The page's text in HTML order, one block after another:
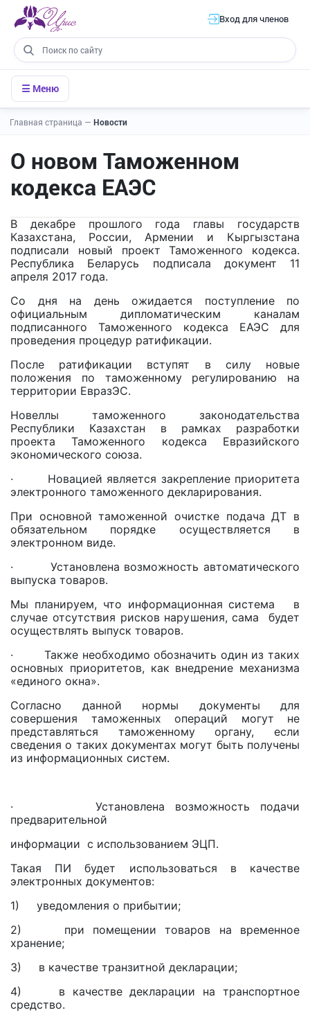
Вход для членов
☰ Меню
Главная страница — Новости
О новом Таможенном
кодекса ЕАЭС
В декабре прошлого года главы государств
Казахстана, России, Армении и Кыргызстана
подписали новый проект Таможенного кодекса.
Республика Беларусь подписала документ 11
апреля 2017 года.
Со дня на день ожидается поступление по
официальным дипломатическим каналам
подписанного Таможенного кодекса ЕАЭС для
проведения процедур ратификации.
После ратификации вступят в силу новые
положения по таможенному регулированию на
территории ЕвразЭС.
Новеллы таможенного законодательства
Республики Казахстан в рамках разработки
проекта Таможенного кодекса Евразийского
экономического союза.
· Новацией является закрепление приоритета
электронного таможенного декларирования.
При основной таможенной очистке подача ДТ в
обязательном порядке осуществляется в
электронном виде.
· Установлена возможность автоматического
выпуска товаров.
Мы планируем, что информационная система в
случае отсутствия рисков нарушения, сама будет
осуществлять выпуск товаров.
· Также необходимо обозначить один из таких
основных приоритетов, как внедрение механизма
«единого окна».
Согласно данной нормы документы для
совершения таможенных операций могут не
представляться таможенному органу, если
сведения о таких документах могут быть получены
из информационных систем.
· Установлена возможность подачи
предварительной
информации с использованием ЭЦП.
Такая ПИ будет использоваться в качестве
электронных документов:
1) уведомления о прибытии;
2) при помещении товаров на временное
хранение;
3) в качестве транзитной декларации;
4) в качестве декларации на транспортное
средство.